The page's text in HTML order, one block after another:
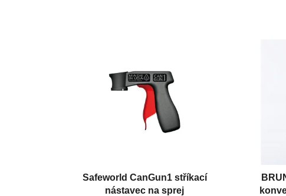
Safeworld CanGun1 stříkací
nástavec na sprej